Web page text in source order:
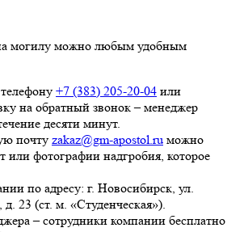
могилу можно любым удобным
+7 (383) 205-20-04 или
на обратный звонок – менеджер
десяти минут.
почту zakaz@gm-apostol.ru можно
или фотографии надгробия, которое
по адресу: г. Новосибирск, ул.
д. 23 (ст. м. «Студенческая»).
– сотрудники компании бесплатно